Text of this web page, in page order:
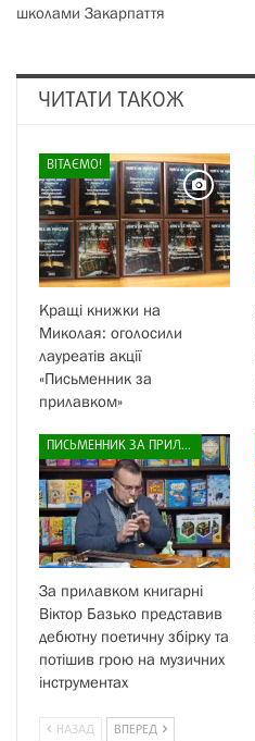
школами Закарпаття
ЧИТАТИ ТАКОЖ
ВІТАЄМО!
Кращі книжки на
Миколая: оголосили
лауреатів акції
«Письменник за
прилавком»
ПИСЬМЕННИК ЗА ПРИЛАВКОМ
За прилавком книгарні
Віктор Базько представив
дебютну поетичну збірку та
потішив грою на музичних
інструментах
НАЗАД ВПЕРЕД